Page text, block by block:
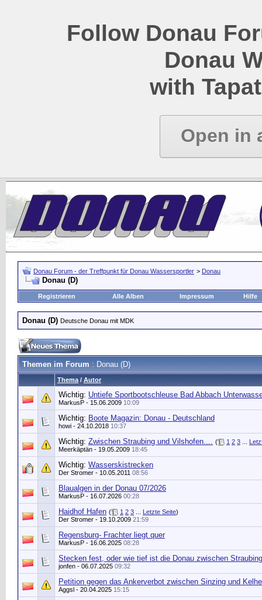
Follow Donau
Donau
with
Open in
Donau Forum - der Treffpunkt für Donau Wassersportler > Donau
Donau (D)
Registrieren Alle Alben Impressum Hilfe
Donau (D) Deutsche Donau mit MDK
Themen im Forum : Donau (D)
Thema / Autor
Wichtig: Untiefe Sportbootschleuse Bad Abbach
MarkusP - 15.06.2009 10:09
Wichtig: Boote Magazin: Donau - Deutschland
howi - 24.10.2018 10:37
Wichtig: Zwischen Straubing und Vilshofen.... ( 1 2 3
Meerkäptän - 19.05.2009 18:45
Wichtig: Wasserskistrecken
Der Stromer - 10.05.2011 08:56
Blaualgen in der Donau 07/2026
MarkusP - 16.07.2026 00:28
Haidhof Hafen ( 1 2 3 Letzte Seite)
Der Stromer - 19.10.2009 21:59
Regensburg- Frachter liegt quer
MarkusP - 16.06.2025 08:28
Stecken fest, oder wie tief ist die Donau zwischen
jonfen - 06.07.2025 09:32
Petition gegen das Ankerverbot zwischen Sinzing und
Aggsl - 20.04.2025 15:15